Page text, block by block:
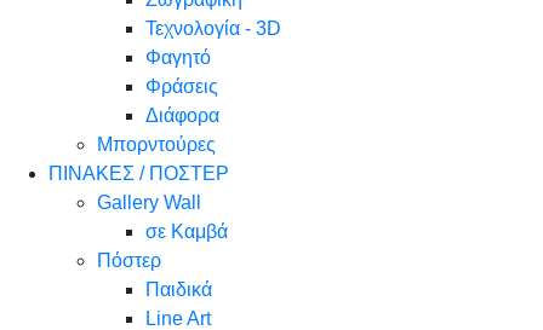
Τεχνολογία - 3D
Φαγητό
Φράσεις
Διάφορα
Μπορντούρες
ΠΙΝΑΚΕΣ / ΠΟΣΤΕΡ
Gallery Wall
σε Καμβά
Πόστερ
Παιδικά
Line Art